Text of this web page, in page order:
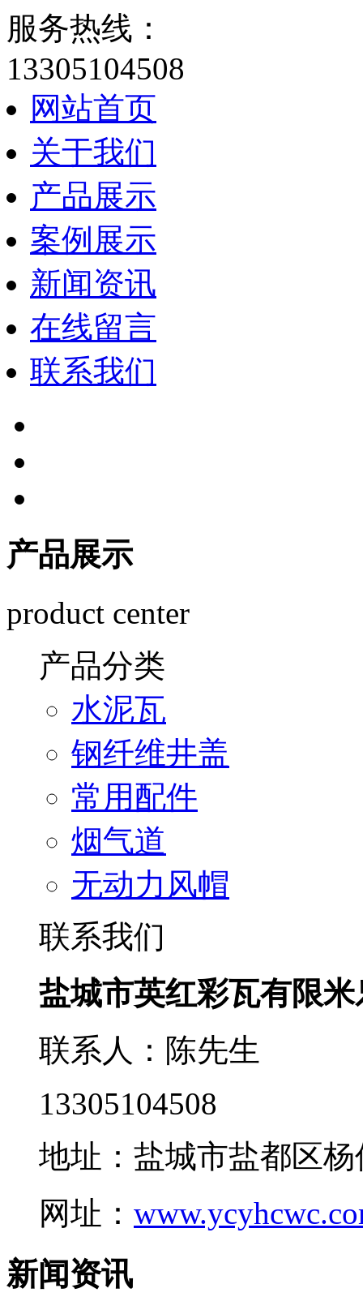
服务热线：
13305104508
网站首页
关于我们
产品展示
案例展示
新闻资讯
在线留言
联系我们
产品展示
product center
产品分类
水泥瓦
钢纤维井盖
常用配件
烟气道
无动力风帽
联系我们
盐城市英红彩瓦有限
联系人：陈先生
13305104508
地址：盐城市盐都区
网址：
新闻资讯